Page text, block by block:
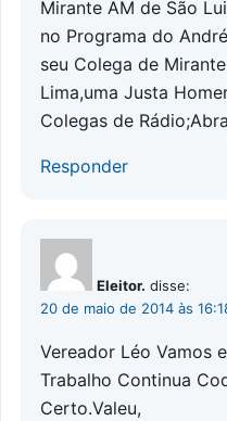
Mirante AM de São
no Programa do
seu Colega de
Lima,uma Justa
Colegas de
Responder
Eleitor. disse:
20 de maio de 2014 às
Vereador Léo Vamos
Trabalho Continua
Certo.Valeu,